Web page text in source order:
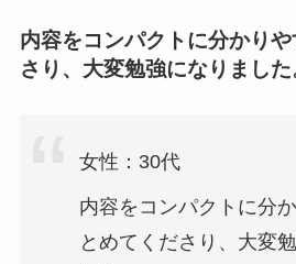
内容をコンパクトに分かり
さり、大変勉強になりました
女性：30代
内容をコンパクトに分
とめてくださり、大変